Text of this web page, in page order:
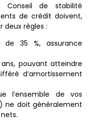
Conseil de stabilité
de crédit doivent,
deux règles :
35 %, assurance
pouvant atteindre
d’amortissement
l’ensemble de vos
ne doit généralement